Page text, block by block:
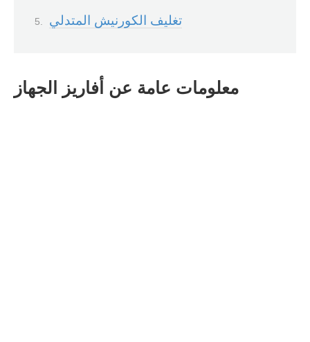
تغليف الكورنيش المتدلي
معلومات عامة عن أفاريز الجهاز